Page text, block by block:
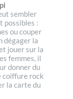
sembler
possibles :
ou couper
dégager la
jouer sur la
femmes, il
donner du
coiffure rock
la carte du